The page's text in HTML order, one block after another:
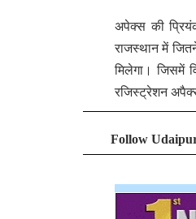
अपेक्स की
राजस्थान में
मिलेगा। जिसमें
रजिस्ट्रेशन
Follow